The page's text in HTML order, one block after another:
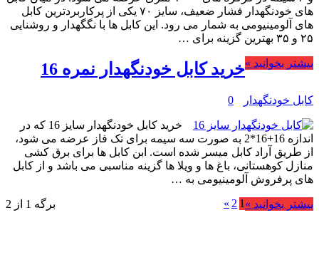
های خودنگهدار فشار ضعیف، سایز ۷۰ یکی از پرکاربردترین کابل
های آلومینیومی به شمار می رود. این کابل ها با نگگهدار و روشنایی
۲۵ و ۳۵ بهترین گزینه برای …
بیشتر بخوانید »خرید کابل خودنگهدار نمره 16
کابل خودنگهدار 0
خرید کابل خودنگهدار سایز 16 که در
اندازه 16+16*2 به صورت سه سیمه برای تک فاز عرضه می شود،
از طریق آراد کابل میسر شده است. ابن کابل ها برای برق کشی
منازل کوهستانی، باغ ها و ویلا ها گزینه مناسبی می باشد و از کابل
های پرفروش آلومینیومی به …
بیشتر بخوانید » برگه 1 از 2 1
2
»